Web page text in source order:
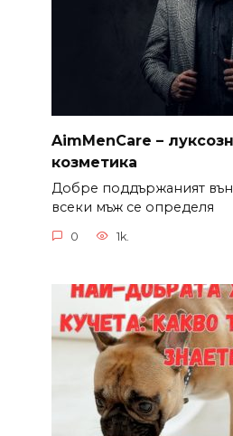
AimMenCare –
козметика
Добре поддържаният
всеки мъж се определя
0 1k.